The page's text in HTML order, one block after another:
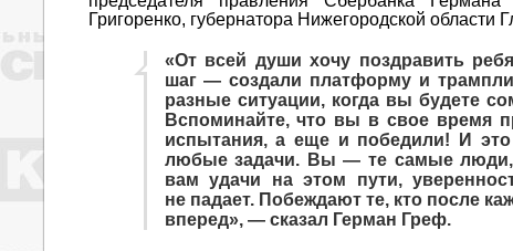
Григоренко, губернатора Нижегородской области
«От всей души хочу поздравить
шаг — создали платформу и
разные ситуации, когда вы будете
Вспоминайте, что вы в свое время
испытания, а еще и победили! И
любые задачи. Вы — те самые люди,
вам удачи на этом пути,
не падает. Побеждают те, кто после
вперед», — сказал Герман Греф.